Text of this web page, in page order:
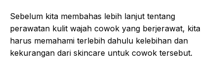
Sebelum kita membahas lebih lanjut tentang
perawatan kulit wajah cowok yang berjerawat, kita
harus memahami terlebih dahulu kelebihan dan
kekurangan dari skincare untuk cowok tersebut.